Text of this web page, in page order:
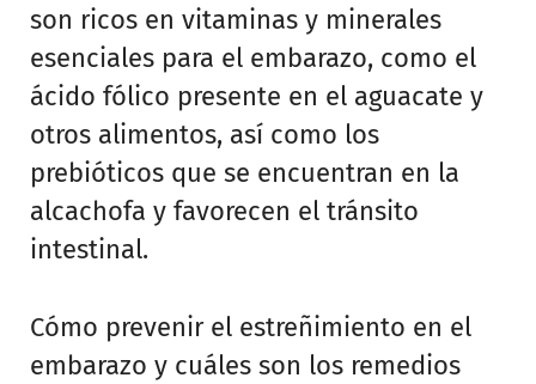
son ricos en vitaminas y minerales
esenciales para el embarazo, como el
ácido fólico presente en el aguacate y
otros alimentos, así como los
prebióticos que se encuentran en la
alcachofa y favorecen el tránsito
intestinal.
Cómo prevenir el estreñimiento en el
embarazo y cuáles son los remedios